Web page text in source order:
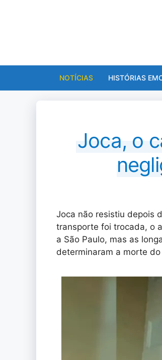
NOTÍCIAS HISTÓRIAS
Joca, o
Joca não resistiu depois
transporte foi trocada, o
a São Paulo, mas as
determinaram a morte